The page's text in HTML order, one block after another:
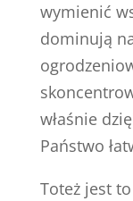
wymienić
dominują
właśnie
Państwo
Toteż jest